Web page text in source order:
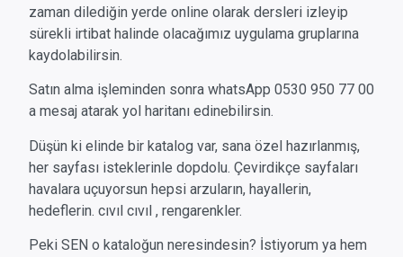
zaman dilediğin yerde online olarak dersleri izleyip
sürekli irtibat halinde olacağımız uygulama gruplarına
kaydolabilirsin.
Satın alma işleminden sonra whatsApp 0530 950 77 00
a mesaj atarak yol haritanı edinebilirsin.
Düşün ki elinde bir katalog var, sana özel hazırlanmış,
her sayfası isteklerinle dopdolu. Çevirdikçe sayfaları
havalara uçuyorsun hepsi arzuların, hayallerin,
hedeflerin. cıvıl cıvıl , rengarenkler.
Peki SEN o kataloğun neresindesin? İstiyorum ya hem